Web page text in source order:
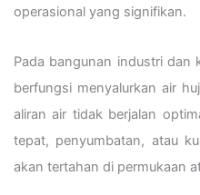
operasional yang signifikan.
Pada bangunan industri dan
berfungsi menyalurkan air
aliran air tidak berjalan
tepat, penyumbatan, atau
akan tertahan di permukaan